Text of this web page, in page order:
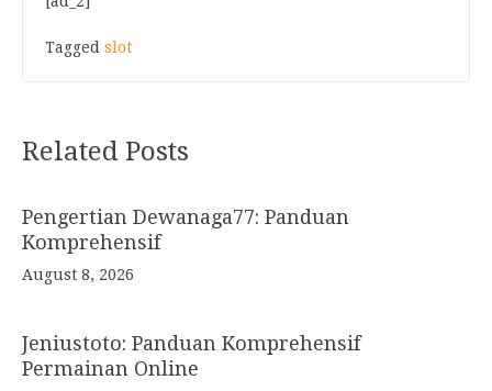
Tagged slot
Related Posts
Pengertian Dewanaga77: Panduan
Komprehensif
August 8, 2026
Jeniustoto: Panduan Komprehensif
Permainan Online
Post